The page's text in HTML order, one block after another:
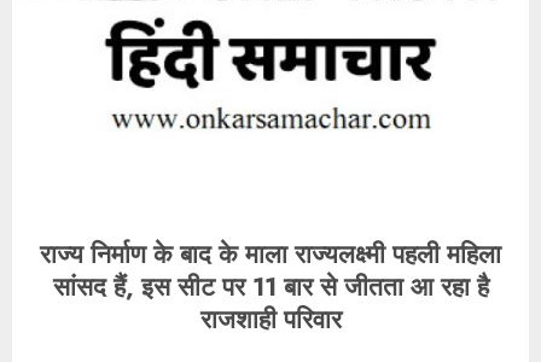
राज्य निर्माण के बाद के माला राज्यलक्ष्मी पहली महिला
सांसद हैं, इस सीट पर 11 बार से जीतता आ रहा है
राजशाही परिवार